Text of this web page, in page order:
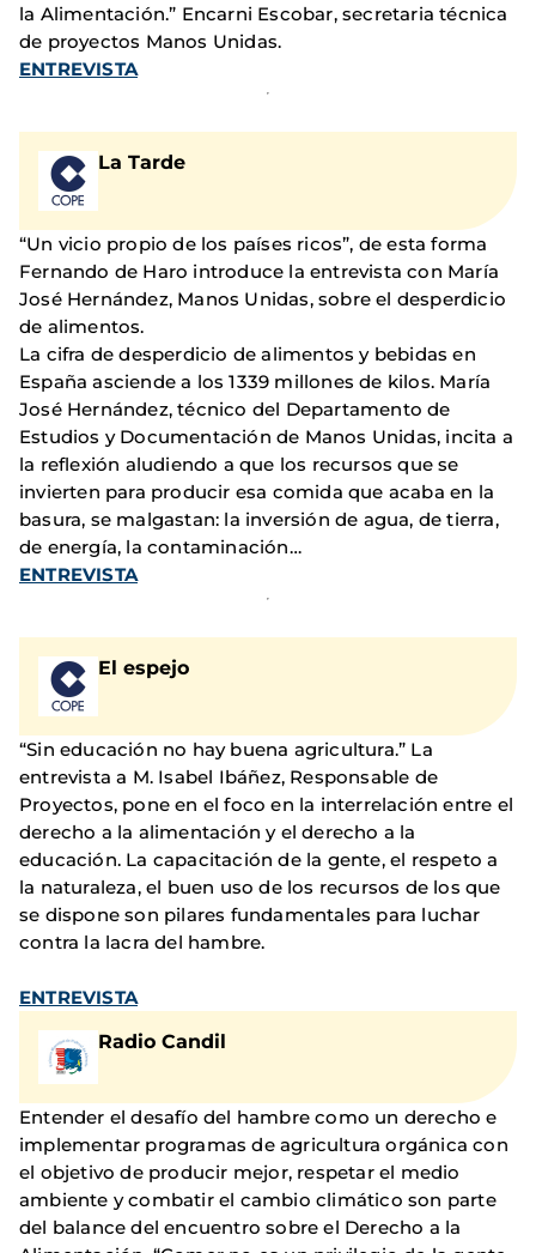
la Alimentación.” Encarni Escobar, secretaria técnica
de proyectos Manos Unidas.
ENTREVISTA
La Tarde
“Un vicio propio de los países ricos”, de esta forma
Fernando de Haro introduce la entrevista con María
José Hernández, Manos Unidas, sobre el desperdicio
de alimentos.
La cifra de desperdicio de alimentos y bebidas en
España asciende a los 1339 millones de kilos. María
José Hernández, técnico del Departamento de
Estudios y Documentación de Manos Unidas, incita a
la reflexión aludiendo a que los recursos que se
invierten para producir esa comida que acaba en la
basura, se malgastan: la inversión de agua, de tierra,
de energía, la contaminación…
ENTREVISTA
El espejo
“Sin educación no hay buena agricultura.” La
entrevista a M. Isabel Ibáñez, Responsable de
Proyectos, pone en el foco en la interrelación entre el
derecho a la alimentación y el derecho a la
educación. La capacitación de la gente, el respeto a
la naturaleza, el buen uso de los recursos de los que
se dispone son pilares fundamentales para luchar
contra la lacra del hambre.
ENTREVISTA
Radio Candil
Entender el desafío del hambre como un derecho e
implementar programas de agricultura orgánica con
el objetivo de producir mejor, respetar el medio
ambiente y combatir el cambio climático son parte
del balance del encuentro sobre el Derecho a la